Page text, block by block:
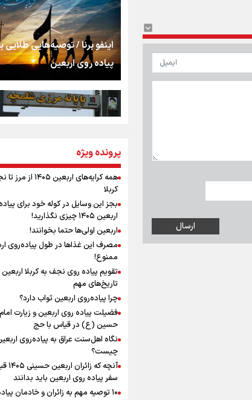
اشک
جمله‌ای که بغض
را شکست؛ «آهای مردم،
تهران رفتند»
سه حسرتی که به
نگاه تمدنی رهبر
فضای مجازی
رابطه کارگر و کارفرما
به زوجیت
اینفو برنا / توصیه‌هایی طلایی
پیاده روی اربعین
اینفو برنا / جدول کامل فاصله
شلمچه تا شهرهای زیارتی عراق
اینفو برنا/ میزان مالیات بر ارزش
افزوده چقدر است؟
اینفوبرنا/ سقف معافیت مالیاتی
حقوق کارکنان دولت و
در بودجه ۱۴۰۵ چقدر است؟
پرونده ویژه
همه کرایه‌های اربعین ۱۴۰۵
کربلا
بجز این وسایل در کوله خود برای
اربعین ۱۴۰۵ چیزی نگذارید!
اربعین اولی‌ها حتما بخوانند!
مصرف این غذاها در طول پیاده‌روی
ممنوع!
تاریخ‌های مهم
چرا پیاده‌روی اربعین ثواب دارد؟
فضیلت پیاده روی اربعین و زیارت امام
حسین (ع) در قیاس با حج
نگاه اهل‌سنت عراق به پیاده‌روی
چیست؟
آنچه که
سفر پیاده روی اربعین باید بدانند
۱۰ توصیه مهم به زائران و خادمان